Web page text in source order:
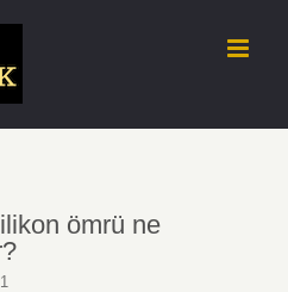
ömrü ne